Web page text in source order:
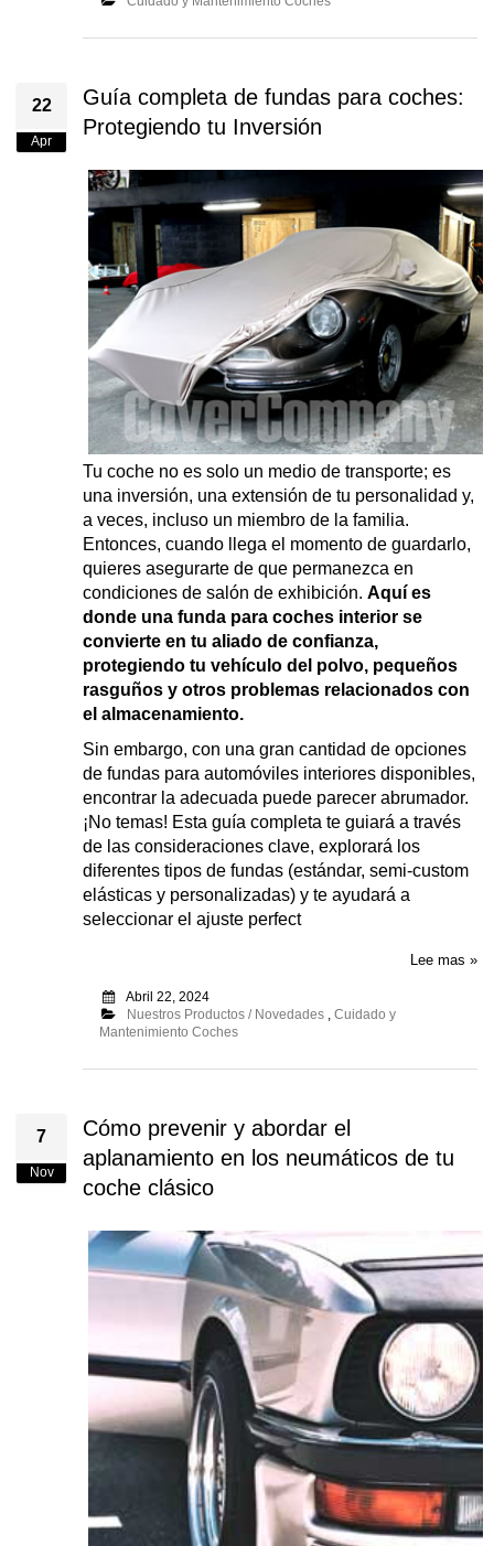
22
Apr
Guía completa de fundas para coches:
Protegiendo tu Inversión
Tu coche no es solo un medio de transporte; es
una inversión, una extensión de tu personalidad y,
a veces, incluso un miembro de la familia.
Entonces, cuando llega el momento de guardarlo,
quieres asegurarte de que permanezca en
condiciones de salón de exhibición. Aquí es
donde una funda para coches interior se
convierte en tu aliado de confianza,
protegiendo tu vehículo del polvo, pequeños
rasguños y otros problemas relacionados con
el almacenamiento.
Sin embargo, con una gran cantidad de opciones
de fundas para automóviles interiores disponibles,
encontrar la adecuada puede parecer abrumador.
¡No temas! Esta guía completa te guiará a través
de las consideraciones clave, explorará los
diferentes tipos de fundas (estándar, semi-custom
elásticas y personalizadas) y te ayudará a
seleccionar el ajuste perfect
Lee mas »
Abril 22, 2024
Nuestros Productos / Novedades, Cuidado y
Mantenimiento Coches
7
Nov
Cómo prevenir y abordar el
aplanamiento en los neumáticos de tu
coche clásico